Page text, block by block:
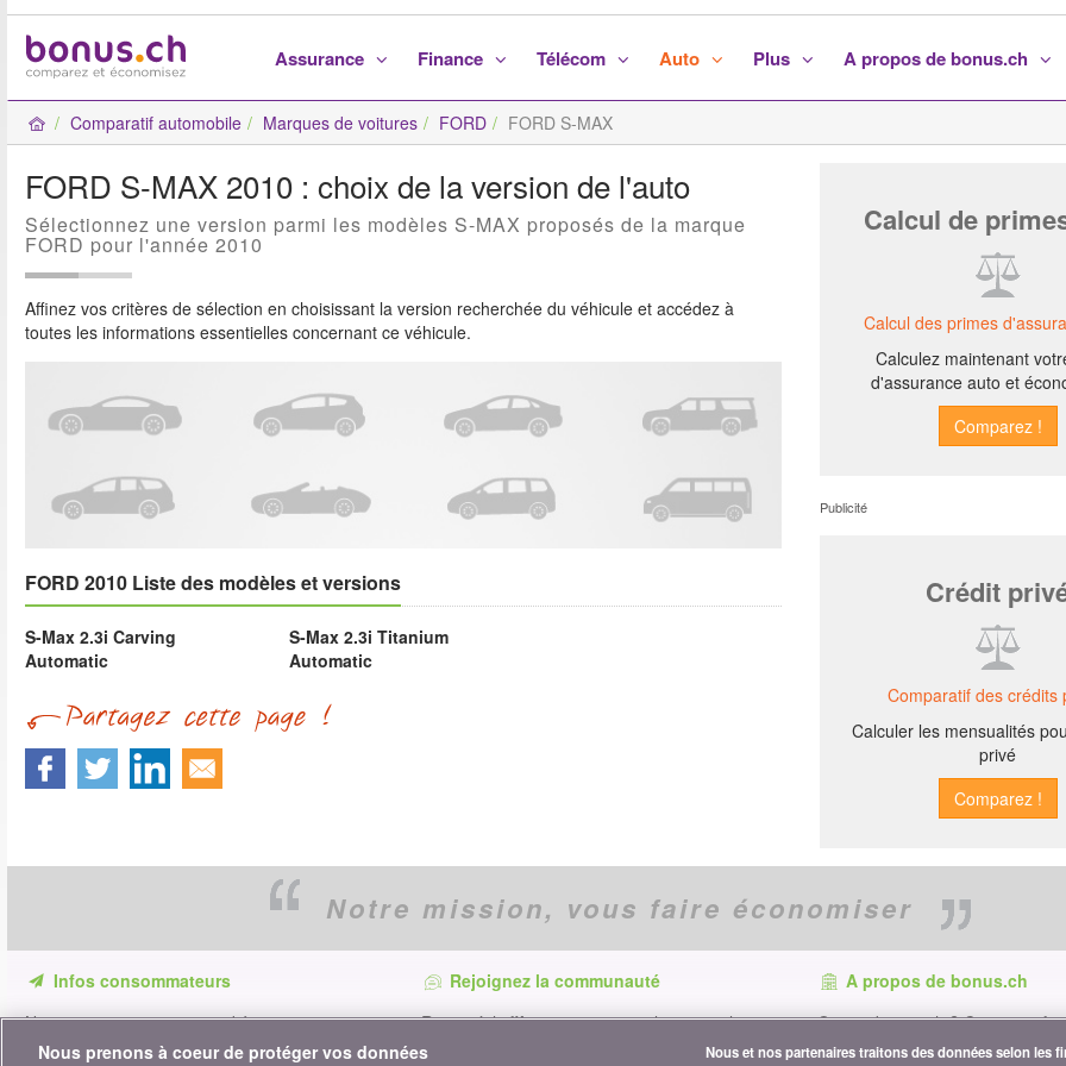
Assurance Finance Télécom Auto Plus A propos de bonus.ch
Comparatif automobile Marques de voitures FORD FORD S-MAX
FORD S-MAX 2010 : choix de la version de l'auto
Sélectionnez une version parmi les modèles S-MAX proposés de la marque
FORD pour l'année 2010
Affinez vos critères de sélection en choisissant la version recherchée du véhicule et accédez à
toutes les informations essentielles concernant ce véhicule.
FORD 2010 Liste des modèles et versions
S-Max 2.3i Carving
Automatic
S-Max 2.3i Titanium
Automatic
Calcul de
Calcul des primes
Calculez maintenant
d'assurance auto et
Publicité
Crédit
Comparatif des crédits
Calculer les mensualités
privé
Notre mission, vous faire économiser
Infos consommateurs
Ne ratez aucune occasion d'économiser.
Recevez nos comparatifs, conseils et astuces
Rejoignez la communauté
Restez à l'affût, retrouvez tous les conseils et
astuces pour économiser sur :
A propos de bonus.ch
Qui est bonus.ch ? Comment
comparatifs ? Demande de
Nous prenons à coeur de protéger vos données Nous et nos partenaires traitons des données selon les